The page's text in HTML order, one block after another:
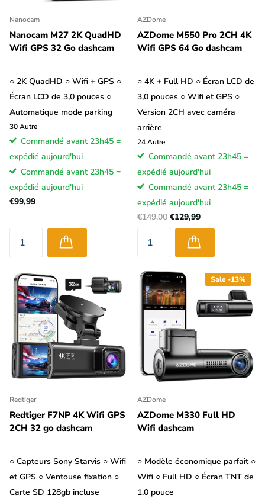
Nanocam
Nanocam M27 2K QuadHD
Wifi GPS 32 Go dashcam
○ 2K QuadHD ○ Wifi + GPS ○
Écran LCD de 3,0 pouces ○
Automatique mode parking
30Autre
Commandé avant 23h45 =
expédié aujourd'hui
Commandé avant 23h45 =
expédié aujourd'hui
€99,99
AZDome
AZDome M550 Pro 2CH 4K
Wifi GPS 64 Go dashcam
○ 4K + Full HD ○ Écran LCD de
3,0 pouces ○ Wifi et GPS ○
Version 2CH avec caméra
arrière
24Autre
Commandé avant 23h45 =
expédié aujourd'hui
Commandé avant 23h45 =
expédié aujourd'hui
€149,00 €129,99
Redtiger
Redtiger F7NP 4K Wifi GPS
2CH 32 go dashcam
○ Capteurs Sony Starvis ○ Wifi
et GPS ○ Ventouse fixation ○
Carte SD 128gb incluse
Sale -13%
AZDome
AZDome M330 Full HD
Wifi dashcam
○ Modèle économique parfait ○
Wifi ○ Full HD ○ Écran TNT de
1,0 pouce